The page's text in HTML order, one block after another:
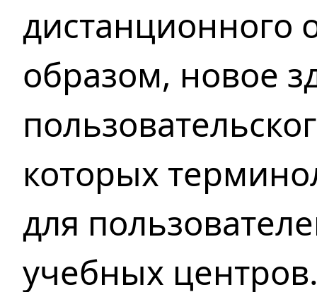
дистанционного
образом, новое
которых
для
учебных